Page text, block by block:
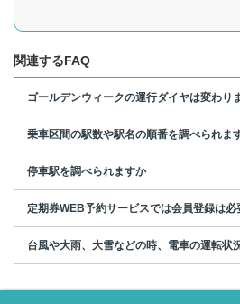
関連するFAQ
ゴールデンウィークの運行ダイヤは変わり
乗車区間の駅数や駅名の順番を調べられま
停車駅を調べられますか
定期券WEB予約サービスでは会員登録は必
台風や大雨、大雪などの時、電車の運転状